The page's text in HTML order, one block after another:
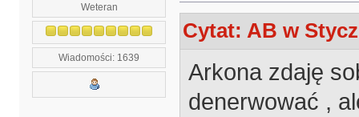
Weteran
Wiadomości: 1639
Cytat: AB w
Arkona zdaję
denerwować ,